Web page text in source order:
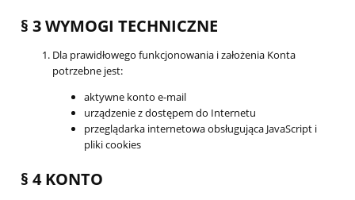
§ 3 WYMOGI TECHNICZNE
Dla prawidłowego funkcjonowania i założenia Konta
potrzebne jest:
aktywne konto e-mail
urządzenie z dostępem do Internetu
przeglądarka internetowa obsługująca JavaScript i
pliki cookies
§ 4 KONTO